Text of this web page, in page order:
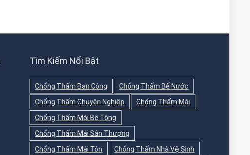
Tìm Kiếm Nổi Bật
Chống Thấm Ban Công
Chống Thấm Bể Nước
Chống Thấm Chuyên Nghiệp
Chống Thấm Mái
Chống Thấm Mái Bê Tông
Chống Thấm Mái Sân Thượng
Chống Thấm Mái Tôn
Chống Thấm Nhà Vệ Sinh